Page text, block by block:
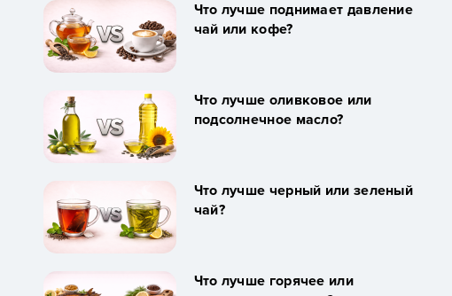
Что лучше поднимает давление
чай или кофе?
Что лучше оливковое или
подсолнечное масло?
Что лучше черный или зеленый
чай?
Что лучше горячее или